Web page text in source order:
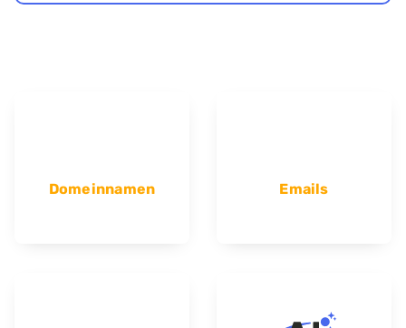
Domeinnamen Emails